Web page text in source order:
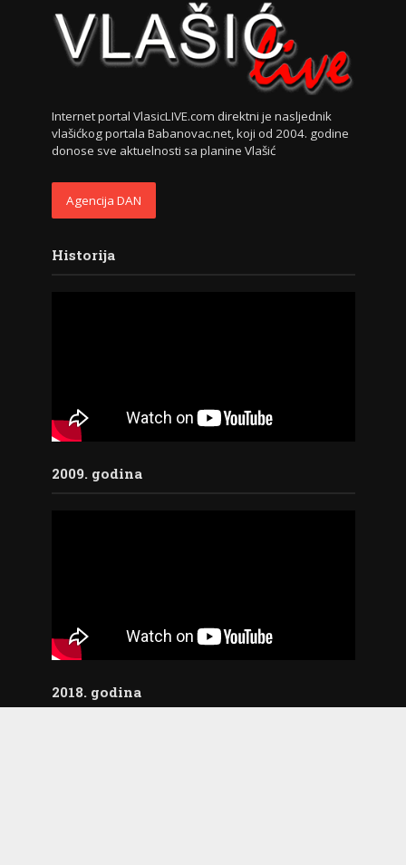
Internet portal VlasicLIVE.com direktni je nasljednik
vlašićkog portala Babanovac.net, koji od 2004. godine
donose sve aktuelnosti sa planine Vlašić
Agencija DAN
Historija
2009. godina
2018. godina